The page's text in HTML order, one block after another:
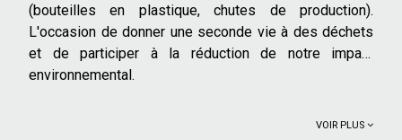
(bouteilles en plastique, chutes de production).
L'occasion de donner une seconde vie à des déchets
et de participer à la réduction de notre impact
environnemental.
VOIR PLUS